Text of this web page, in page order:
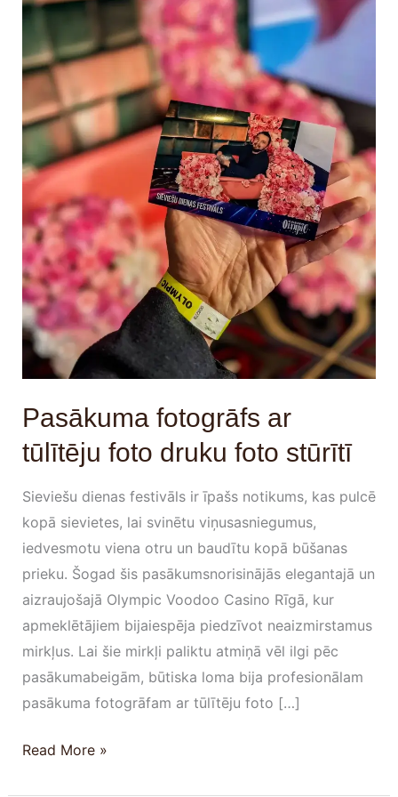
Pasākuma fotogrāfs ar
tūlītēju foto druku foto stūrītī
Sieviešu dienas festivāls ir īpašs notikums, kas pulcē
kopā sievietes, lai svinētu viņusasniegumus,
iedvesmotu viena otru un baudītu kopā būšanas
prieku. Šogad šis pasākumsnorisinājās elegantajā un
aizraujošajā Olympic Voodoo Casino Rīgā, kur
apmeklētājiem bijaiespēja piedzīvot neaizmirstamus
mirkļus. Lai šie mirkļi paliktu atmiņā vēl ilgi pēc
pasākumabeigām, būtiska loma bija profesionālam
pasākuma fotogrāfam ar tūlītēju foto […]
foto
druku
foto
stūrītī
Read More »